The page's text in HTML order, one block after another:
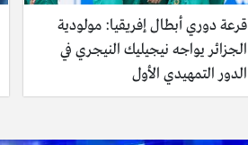
قرعة دوري أبطال إفريقيا: مولودية
الجزائر يواجه نيجيليك النيجري في
الدور التمهيدي الأول